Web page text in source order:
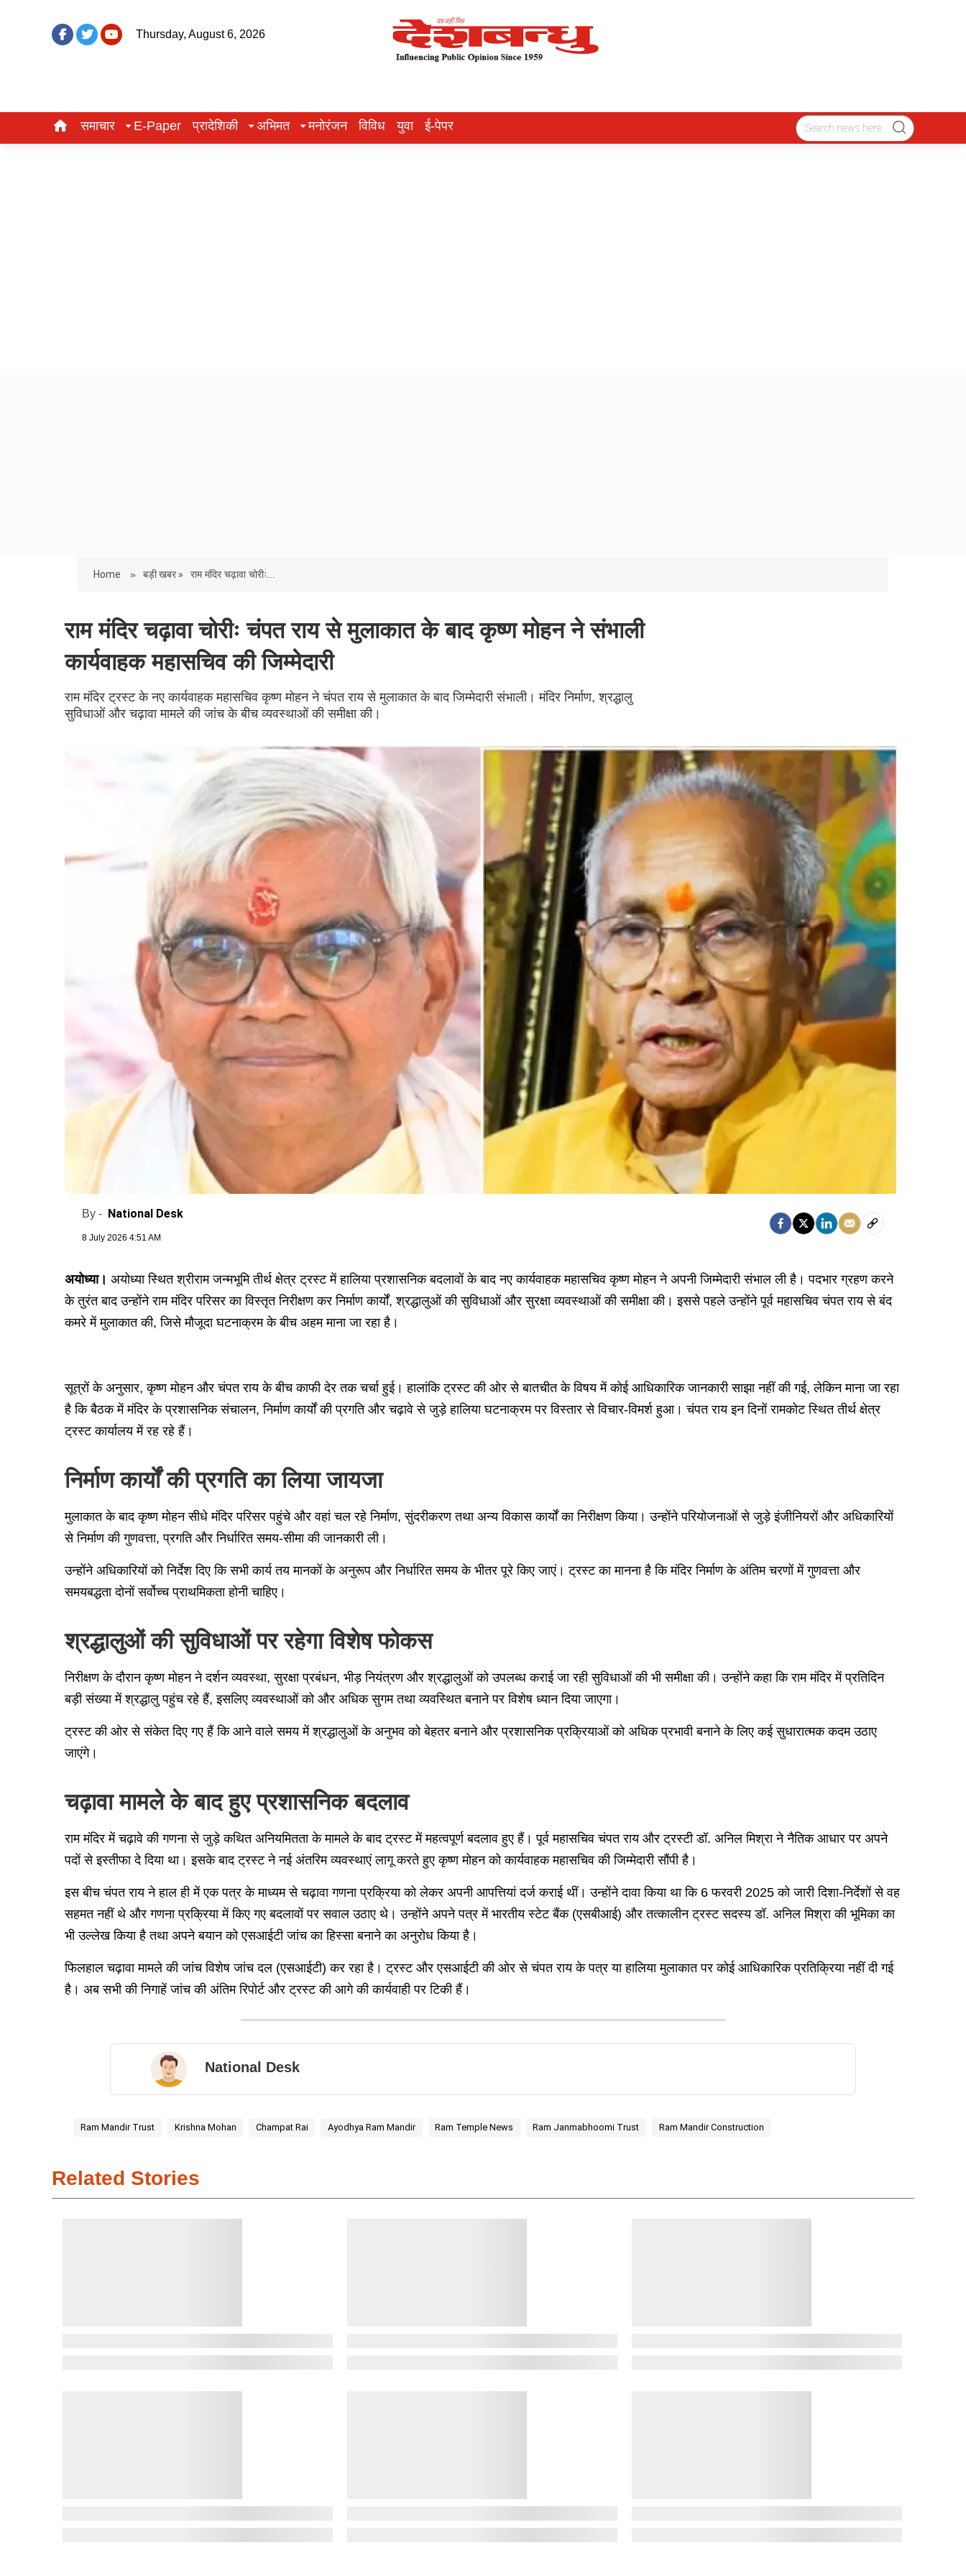
Thursday, August 6, 2026
समाचार E-Paper प्रादेशिकी अभिमत मनोरंजन विविध युवा ई-पेपर
Home » बड़ी खबर » राम मंदिर चढ़ावा चोरीः...
राम मंदिर चढ़ावा चोरीः चंपत राय से मुलाकात के बाद कृष्ण मोहन ने संभाली
कार्यवाहक महासचिव की जिम्मेदारी
राम मंदिर ट्रस्ट के नए कार्यवाहक महासचिव कृष्ण मोहन ने चंपत राय से मुलाकात के बाद जिम्मेदारी संभाली। मंदिर निर्माण, श्रद्धालु
सुविधाओं और चढ़ावा मामले की जांच के बीच व्यवस्थाओं की समीक्षा की।
By - National Desk
8 July 2026 4:51 AM
अयोध्या। अयोध्या स्थित श्रीराम जन्मभूमि तीर्थ क्षेत्र ट्रस्ट में हालिया प्रशासनिक बदलावों के बाद नए कार्यवाहक महासचिव कृष्ण मोहन ने अपनी जिम्मेदारी संभाल ली है। पदभार ग्रहण करने
के तुरंत बाद उन्होंने राम मंदिर परिसर का विस्तृत निरीक्षण कर निर्माण कार्यों, श्रद्धालुओं की सुविधाओं और सुरक्षा व्यवस्थाओं की समीक्षा की। इससे पहले उन्होंने पूर्व महासचिव चंपत राय से बंद
कमरे में मुलाकात की, जिसे मौजूदा घटनाक्रम के बीच अहम माना जा रहा है।
सूत्रों के अनुसार, कृष्ण मोहन और चंपत राय के बीच काफी देर तक चर्चा हुई। हालांकि ट्रस्ट की ओर से बातचीत के विषय में कोई आधिकारिक जानकारी साझा नहीं की गई, लेकिन माना जा रहा
है कि बैठक में मंदिर के प्रशासनिक संचालन, निर्माण कार्यों की प्रगति और चढ़ावे से जुड़े हालिया घटनाक्रम पर विस्तार से विचार-विमर्श हुआ। चंपत राय इन दिनों रामकोट स्थित तीर्थ क्षेत्र
ट्रस्ट कार्यालय में रह रहे हैं।
निर्माण कार्यों की प्रगति का लिया जायजा
मुलाकात के बाद कृष्ण मोहन सीधे मंदिर परिसर पहुंचे और वहां चल रहे निर्माण, सुंदरीकरण तथा अन्य विकास कार्यों का निरीक्षण किया। उन्होंने परियोजनाओं से जुड़े इंजीनियरों और अधिकारियों
से निर्माण की गुणवत्ता, प्रगति और निर्धारित समय-सीमा की जानकारी ली।
उन्होंने अधिकारियों को निर्देश दिए कि सभी कार्य तय मानकों के अनुरूप और निर्धारित समय के भीतर पूरे किए जाएं। ट्रस्ट का मानना है कि मंदिर निर्माण के अंतिम चरणों में गुणवत्ता और
समयबद्धता दोनों सर्वोच्च प्राथमिकता होनी चाहिए।
श्रद्धालुओं की सुविधाओं पर रहेगा विशेष फोकस
निरीक्षण के दौरान कृष्ण मोहन ने दर्शन व्यवस्था, सुरक्षा प्रबंधन, भीड़ नियंत्रण और श्रद्धालुओं को उपलब्ध कराई जा रही सुविधाओं की भी समीक्षा की। उन्होंने कहा कि राम मंदिर में प्रतिदिन
बड़ी संख्या में श्रद्धालु पहुंच रहे हैं, इसलिए व्यवस्थाओं को और अधिक सुगम तथा व्यवस्थित बनाने पर विशेष ध्यान दिया जाएगा।
ट्रस्ट की ओर से संकेत दिए गए हैं कि आने वाले समय में श्रद्धालुओं के अनुभव को बेहतर बनाने और प्रशासनिक प्रक्रियाओं को अधिक प्रभावी बनाने के लिए कई सुधारात्मक कदम उठाए
जाएंगे।
चढ़ावा मामले के बाद हुए प्रशासनिक बदलाव
राम मंदिर में चढ़ावे की गणना से जुड़े कथित अनियमितता के मामले के बाद ट्रस्ट में महत्वपूर्ण बदलाव हुए हैं। पूर्व महासचिव चंपत राय और ट्रस्टी डॉ. अनिल मिश्रा ने नैतिक आधार पर अपने
पदों से इस्तीफा दे दिया था। इसके बाद ट्रस्ट ने नई अंतरिम व्यवस्थाएं लागू करते हुए कृष्ण मोहन को कार्यवाहक महासचिव की जिम्मेदारी सौंपी है।
इस बीच चंपत राय ने हाल ही में एक पत्र के माध्यम से चढ़ावा गणना प्रक्रिया को लेकर अपनी आपत्तियां दर्ज कराई थीं। उन्होंने दावा किया था कि 6 फरवरी 2025 को जारी दिशा-निर्देशों से वह
सहमत नहीं थे और गणना प्रक्रिया में किए गए बदलावों पर सवाल उठाए थे। उन्होंने अपने पत्र में भारतीय स्टेट बैंक (एसबीआई) और तत्कालीन ट्रस्ट सदस्य डॉ. अनिल मिश्रा की भूमिका का
भी उल्लेख किया है तथा अपने बयान को एसआईटी जांच का हिस्सा बनाने का अनुरोध किया है।
फिलहाल चढ़ावा मामले की जांच विशेष जांच दल (एसआईटी) कर रहा है। ट्रस्ट और एसआईटी की ओर से चंपत राय के पत्र या हालिया मुलाकात पर कोई आधिकारिक प्रतिक्रिया नहीं दी गई
है। अब सभी की निगाहें जांच की अंतिम रिपोर्ट और ट्रस्ट की आगे की कार्यवाही पर टिकी हैं।
National Desk
Ram Mandir Trust Krishna Mohan Champat Rai Ayodhya Ram Mandir Ram Temple News Ram Janmabhoomi Trust Ram Mandir Construction
Related Stories